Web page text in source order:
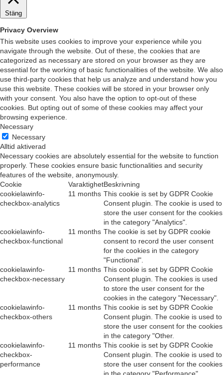
Stäng
Privacy Overview
This website uses cookies to improve your experience while you
navigate through the website. Out of these, the cookies that are
categorized as necessary are stored on your browser as they are
essential for the working of basic functionalities of the website. We also
use third-party cookies that help us analyze and understand how you
use this website. These cookies will be stored in your browser only
with your consent. You also have the option to opt-out of these
cookies. But opting out of some of these cookies may affect your
browsing experience.
Necessary
Necessary
Alltid aktiverad
Necessary cookies are absolutely essential for the website to function
properly. These cookies ensure basic functionalities and security
features of the website, anonymously.
Cookie
VaraktighetBeskrivning
cookielawinfo-
checkbox-analytics
11 months This cookie is set by GDPR Cookie
Consent plugin. The cookie is used to
store the user consent for the cookies
in the category "Analytics".
cookielawinfo-
checkbox-functional
11 months The cookie is set by GDPR cookie
consent to record the user consent
for the cookies in the category
"Functional".
cookielawinfo-
checkbox-necessary
11 months This cookie is set by GDPR Cookie
Consent plugin. The cookies is used
to store the user consent for the
cookies in the category "Necessary".
cookielawinfo-
checkbox-others
11 months This cookie is set by GDPR Cookie
Consent plugin. The cookie is used to
store the user consent for the cookies
in the category "Other.
cookielawinfo-
checkbox-
performance
11 months This cookie is set by GDPR Cookie
Consent plugin. The cookie is used to
store the user consent for the cookies
in the category "Performance".